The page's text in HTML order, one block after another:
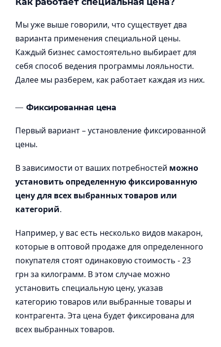
Мы уже выше говорили, что существует два
варианта применения специальной цены.
Каждый бизнес самостоятельно выбирает для
себя способ ведения программы лояльности.
Далее мы разберем, как работает каждая из них.
Фиксированная цена
Первый вариант – установление фиксированной
цены.
В зависимости от ваших потребностей можно
установить определенную фиксированную
цену для всех выбранных товаров или
категорий.
Например, у вас есть несколько видов макарон,
которые в оптовой продаже для определенного
покупателя стоят одинаковую стоимость - 23
грн за килограмм. В этом случае можно
установить специальную цену, указав
категорию товаров или выбранные товары и
контрагента. Эта цена будет фиксирована для
всех выбранных товаров.